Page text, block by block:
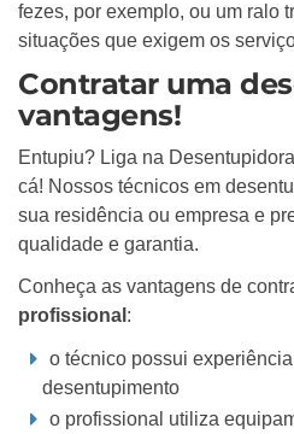
fezes, por exemplo, ou um ralo
situações que exigem os
Contratar uma
vantagens!
Entupiu? Liga na
cá! Nossos técnicos em
sua residência ou empresa e
qualidade e garantia.
Conheça as vantagens de
profissional :
o técnico possui
desentupimento
o profissional utiliza